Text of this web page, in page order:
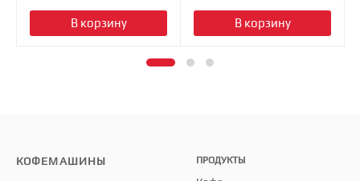
В корзину В корзину
КОФЕМАШИНЫ ПРОДУКТЫ